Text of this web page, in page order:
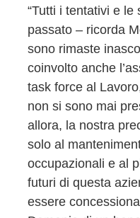
“Tutti i tentativi e le
passato – ricorda
sono rimaste
coinvolto anche
task force al
non si sono mai
allora, la nostra
solo al
occupazionali e al
futuri di questa
essere